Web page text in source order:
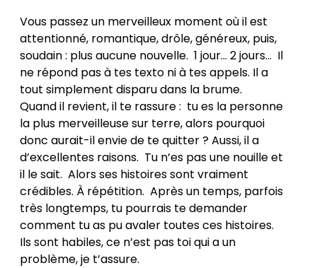
Vous passez un merveilleux moment où il est
attentionné, romantique, drôle, généreux, puis,
soudain : plus aucune nouvelle. 1 jour… 2 jours… Il
ne répond pas à tes texto ni à tes appels. Il a
tout simplement disparu dans la brume.
Quand il revient, il te rassure : tu es la personne
la plus merveilleuse sur terre, alors pourquoi
donc aurait-il envie de te quitter ? Aussi, il a
d’excellentes raisons. Tu n’es pas une nouille et
il le sait. Alors ses histoires sont vraiment
crédibles. À répétition. Après un temps, parfois
très longtemps, tu pourrais te demander
comment tu as pu avaler toutes ces histoires.
Ils sont habiles, ce n’est pas toi qui a un
problème, je t’assure.